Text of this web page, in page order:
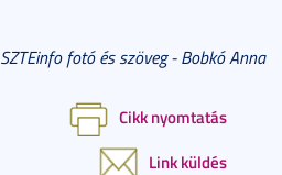
SZTEinfo fotó és szöveg - Bobkó Anna
Cikk nyomtatás
Link küldés